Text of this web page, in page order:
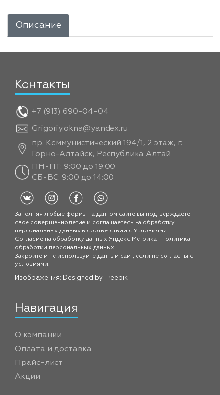
Описание
Контакты
+7 (913) 690-04-04
Grigoriy.okna@yandex.ru
пр. Коммунистический 194/1, 2 этаж, г.
Горно-Алтайск, Республика Алтай
ПН-ПТ: 9:00 до 19:00
СБ-ВС: 9:00 до 14:00
Заполняя любые формы на данном сайте вы подтверждаете
свое совершеннолетие и соглашаетесь на обработку
персональных данных в соответствии с Условиями.
Согласие на обработку данных Яндекс.Метрика
Политика
обработки персональных данных
Закройте и не используйте данный сайт, если не согласны с
условиями.
Изображения: Designed by Freepik
Навигация
О компании
Оплата и доставка
Прайс-лист
Акции